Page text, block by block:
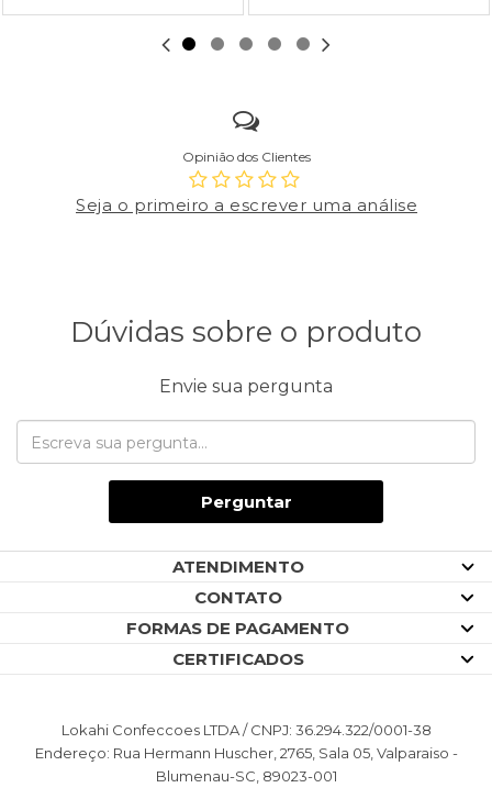
Opinião dos Clientes
Seja o primeiro a escrever uma análise
Dúvidas sobre o produto
Envie sua pergunta
Perguntar
ATENDIMENTO
CONTATO
FORMAS DE PAGAMENTO
CERTIFICADOS
Lokahi Confeccoes LTDA / CNPJ: 36.294.322/0001-38
Endereço: Rua Hermann Huscher, 2765, Sala 05, Valparaiso -
Blumenau-SC, 89023-001